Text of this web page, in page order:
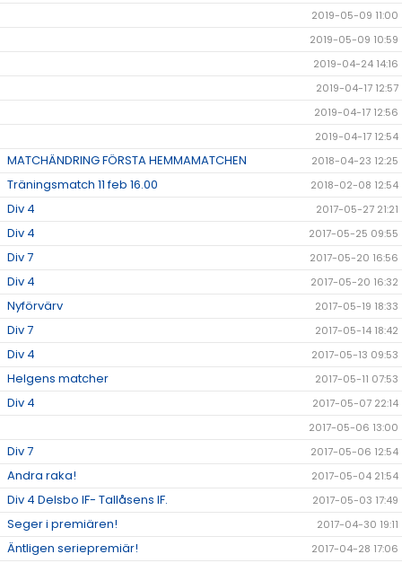
2019-05-09 11:00
2019-05-09 10:59
2019-04-24 14:16
2019-04-17 12:57
2019-04-17 12:56
2019-04-17 12:54
MATCHÄNDRING FÖRSTA HEMMAMATCHEN 2018-04-23 12:25
Träningsmatch 11 feb 16.00 2018-02-08 12:54
Div 4 2017-05-27 21:21
Div 4 2017-05-25 09:55
Div 7 2017-05-20 16:56
Div 4 2017-05-20 16:32
Nyförvärv 2017-05-19 18:33
Div 7 2017-05-14 18:42
Div 4 2017-05-13 09:53
Helgens matcher 2017-05-11 07:53
Div 4
2017-05-07 22:14
2017-05-06 13:00
Div 7 2017-05-06 12:54
Andra raka! 2017-05-04 21:54
Div 4 Delsbo IF- Tallåsens IF. 2017-05-03 17:49
Seger i premiären! 2017-04-30 19:11
Äntligen seriepremiär! 2017-04-28 17:06